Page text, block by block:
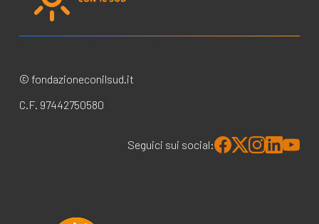
© fondazioneconilsud.it
C.F. 97442750580
Seguici sui social: